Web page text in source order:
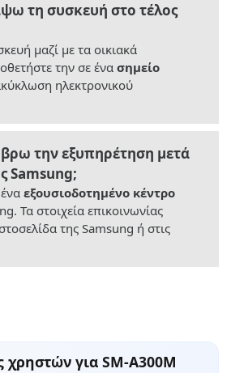
τη συσκευή στο τέλος
μαζί με τα οικιακά
την σε ένα σημείο
ηλεκτρονικού
την εξυπηρέτηση μετά
Samsung;
εξουσιοδοτημένο κέντρο
Τα στοιχεία επικοινωνίας
της Samsung ή στις
χρηστών για SM-A300M